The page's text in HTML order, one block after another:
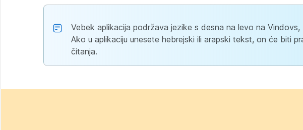
Vebek aplikacija podržava jezike s desna na levo na
Ako u aplikaciju unesete hebrejski ili arapski tekst, on će biti
čitanja.